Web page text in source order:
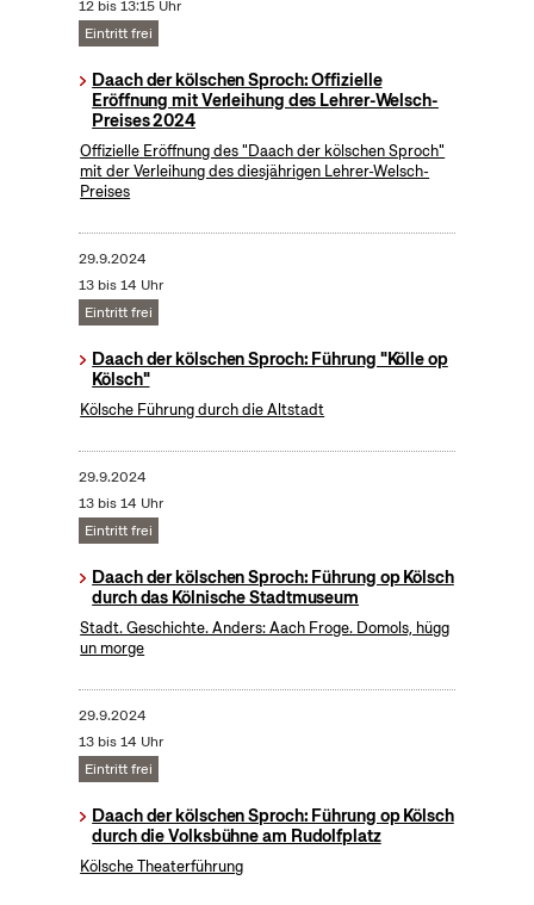
12 bis 13:15 Uhr
Eintritt frei
Daach der kölschen Sproch: Offizielle
Eröffnung mit Verleihung des Lehrer-Welsch-
Preises 2024
Offizielle Eröffnung des "Daach der kölschen Sproch"
mit der Verleihung des diesjährigen Lehrer-Welsch-
Preises
29.9.2024
13 bis 14 Uhr
Eintritt frei
Daach der kölschen Sproch: Führung "Kölle op
Kölsch"
Kölsche Führung durch die Altstadt
29.9.2024
13 bis 14 Uhr
Eintritt frei
Daach der kölschen Sproch: Führung op Kölsch
durch das Kölnische Stadtmuseum
Stadt. Geschichte. Anders: Aach Froge. Domols, hügg
un morge
29.9.2024
13 bis 14 Uhr
Eintritt frei
Daach der kölschen Sproch: Führung op Kölsch
durch die Volksbühne am Rudolfplatz
Kölsche Theaterführung